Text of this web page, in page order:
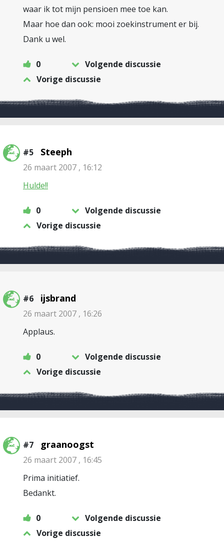
waar ik tot mijn pensioen mee toe kan.
Maar hoe dan ook: mooi zoekinstrument er bij.
Dank u wel.
0
Volgende discussie
Vorige discussie
#5 Steeph
26 maart 2007 , 16:12
Hulde!!
0
Volgende discussie
Vorige discussie
#6 ijsbrand
26 maart 2007 , 16:26
Applaus.
0
Volgende discussie
Vorige discussie
#7 graanoogst
26 maart 2007 , 16:45
Prima initiatief.
Bedankt.
0
Volgende discussie
Vorige discussie